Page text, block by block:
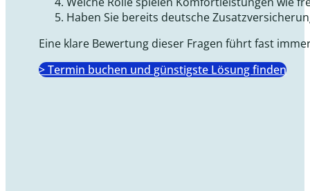
Haben Sie bereits deutsche
Eine klare Bewertung dieser Fragen führt fast
> Termin buchen und günstigste Lösung finden